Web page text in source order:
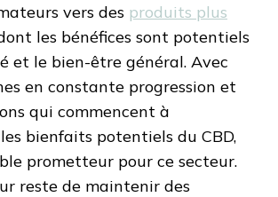
vers des produits plus
les bénéfices sont potentiels
et le bien-être général. Avec
en constante progression et
qui commencent à
bienfaits potentiels du CBD,
prometteur pour ce secteur.
reste de maintenir des